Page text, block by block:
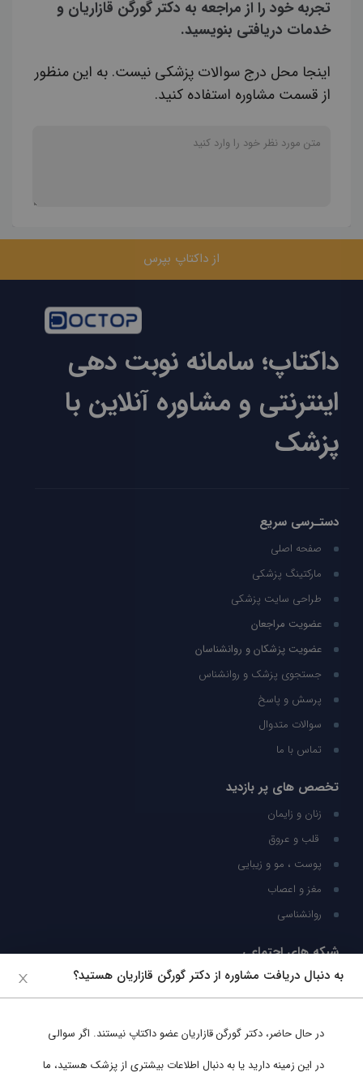
تجربه خود را از مراجعه به دکتر گورگن قازاریان و
خدمات دریافتی بنویسید.
اینجا محل درج سوالات پزشکی نیست. به این منظور
از قسمت مشاوره استفاده کنید.
از داکتاپ بپرس
داکتاپ؛ سامانه نوبت دهی
اینترنتی و مشاوره آنلاین با
پزشک
دستـرسی سریع
صفحه اصلی
مارکتینگ پزشکی
طراحی سایت پزشکی
عضویت مراجعان
عضویت پزشکان و روانشناسان
جستجوی پزشک و روانشناس
پرسش و پاسخ
سوالات متدوال
تماس با ما
تخصص های پر بازدید
زنان و زایمان
قلب و عروق
پوست ، مو و زیبایی
مغز و اعصاب
روانشناسی
شبکه های اجتماعی
ما را در شبکه های اجتماعی دنبال کنید
به دنبال دریافت مشاوره از دکتر گورگن قازاریان هستید؟
در حال حاضر، دکتر گورگن قازاریانعضو داکتاپ نیستند. اگر سوالی
در این زمینه دارید یا به دنبال اطلاعات بیشتری از پزشک هستید، ما